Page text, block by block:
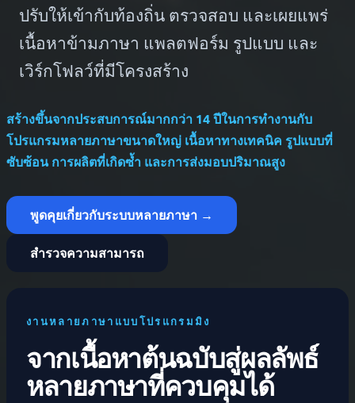
ปรับให้เข้ากับท้องถิ่น ตรวจสอบ และเผยแพร่
เนื้อหาข้ามภาษา แพลตฟอร์ม รูปแบบ และ
เวิร์กโฟลว์ที่มีโครงสร้าง
สร้างขึ้นจากประสบการณ์มากกว่า 14 ปีในการทำงานกับ
โปรแกรมหลายภาษาขนาดใหญ่ เนื้อหาทางเทคนิค รูปแบบที่
ซับซ้อน การผลิตที่เกิดซ้ำ และการส่งมอบปริมาณสูง
พูดคุยเกี่ยวกับระบบหลายภาษา →
สำรวจความสามารถ
งานหลายภาษาแบบโปรแกรมมิง
จากเนื้อหาต้นฉบับสู่ผลลัพธ์
หลายภาษาที่ควบคุมได้